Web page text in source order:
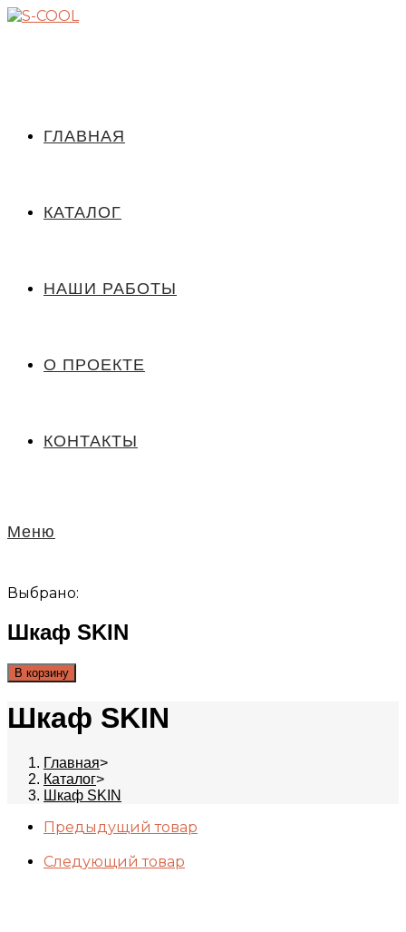
ГЛАВНАЯ
КАТАЛОГ
НАШИ РАБОТЫ
О ПРОЕКТЕ
КОНТАКТЫ
Меню
Выбрано:
Шкаф SKIN
В корзину
Шкаф SKIN
Главная>
Каталог>
Шкаф SKIN
Предыдущий товар
Следующий товар